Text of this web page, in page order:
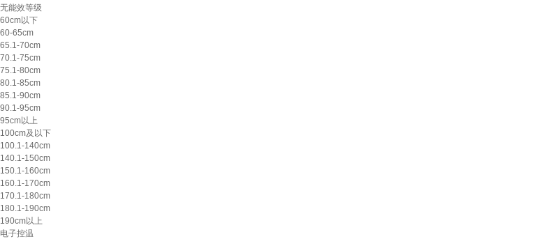
无能效等级
60cm以下
60-65cm
65.1-70cm
70.1-75cm
75.1-80cm
80.1-85cm
85.1-90cm
90.1-95cm
95cm以上
100cm及以下
100.1-140cm
140.1-150cm
150.1-160cm
160.1-170cm
170.1-180cm
180.1-190cm
190cm以上
电子控温